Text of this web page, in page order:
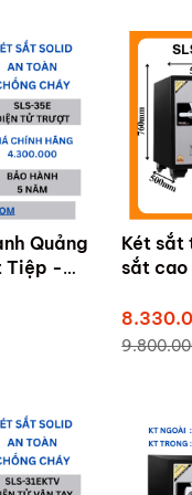
Hòa Phát
mã)
cư
Quảng
Tiệp -
Két sắt
sắt cao